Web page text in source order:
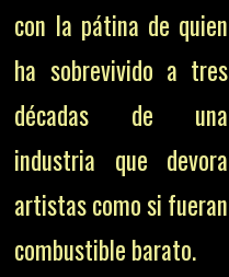
con la pátina de quien
ha sobrevivido a tres
décadas de una
industria que devora
artistas como si fueran
combustible barato.